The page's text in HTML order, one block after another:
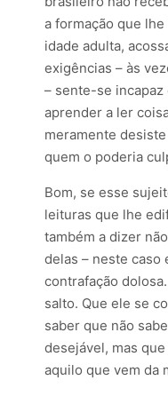
a formação que
idade adulta,
exigências – às
– sente-se incapaz
aprender a ler
meramente
quem o poderia
Bom, se esse
leituras que lhe
também a dizer
delas – neste caso
contrafação
salto. Que ele se
saber que não
desejável, mas
aquilo que vem da